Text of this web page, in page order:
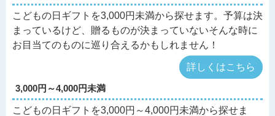
こどもの日ギフトを3,000円未満から探せます。予算は決
まっているけど、贈るものが決まっていないそんな時に
お目当てのものに巡り合えるかもしれません！
詳しくはこちら
3,000円～4,000円未満
こどもの日ギフトを3,000円～4,000円未満から探せま